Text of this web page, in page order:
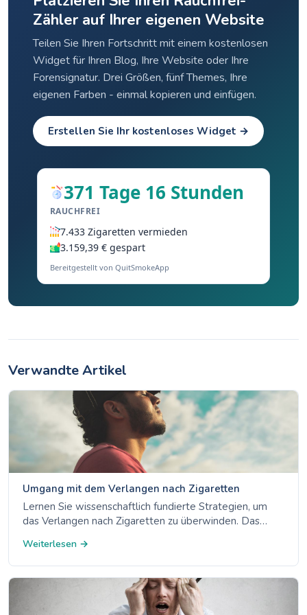
Zähler auf Ihrer eigenen Website
Teilen Sie Ihren Fortschritt mit einem kostenlosen
Widget für Ihren Blog, Ihre Website oder Ihre
Forensignatur. Drei Größen, fünf Themes, Ihre
eigenen Farben - einmal kopieren und einfügen.
Erstellen Sie Ihr kostenloses Widget →
371 Tage 16 Stunden
RAUCHFREI
7.433 Zigaretten vermieden
3.159,39 € gespart
Bereitgestellt von QuitSmokeApp
Verwandte Artikel
Umgang mit dem Verlangen nach Zigaretten
Lernen Sie wissenschaftlich fundierte Strategien, um
das Verlangen nach Zigaretten zu überwinden. Das
Ds, Optionen der Nikotinersatztherapie und den
Umgang mit Auslösern.
Weiterlesen →